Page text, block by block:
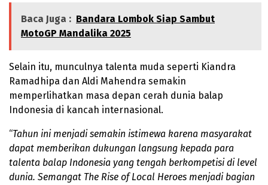
Baca Juga : Bandara Lombok Siap Sambut
MotoGP Mandalika 2025
Selain itu, munculnya talenta muda seperti Kiandra
Ramadhipa dan Aldi Mahendra semakin
memperlihatkan masa depan cerah dunia balap
Indonesia di kancah internasional.
“Tahun ini menjadi semakin istimewa karena masyarakat
dapat memberikan dukungan langsung kepada para
talenta balap Indonesia yang tengah berkompetisi di level
dunia. Semangat The Rise of Local Heroes menjadi bagian